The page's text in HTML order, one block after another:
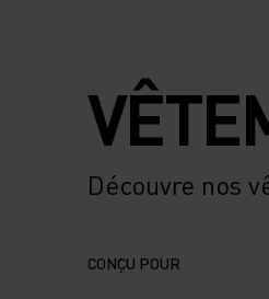
Découvre nos
CONÇU POUR